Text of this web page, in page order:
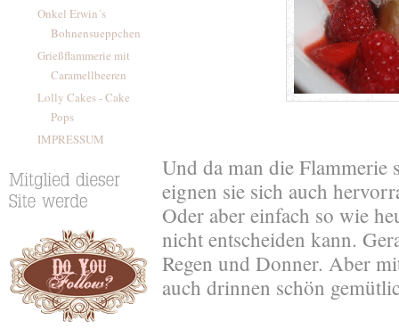
Onkel Erwin´s
Bohnensueppchen
Grießflammerie mit
Caramellbeeren
Lolly Cakes - Cake
Pops
IMPRESSUM
Und da man die Flammerie
eignen sie sich auch
Oder aber einfach so wie
nicht entscheiden kann.
Regen und Donner. Aber
auch drinnen schön